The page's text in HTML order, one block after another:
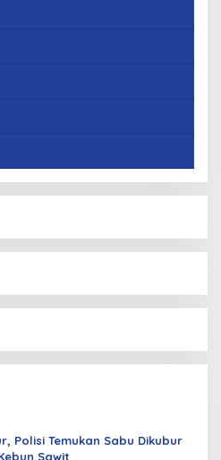
Polisi Temukan Sabu Dikubur
Sawit